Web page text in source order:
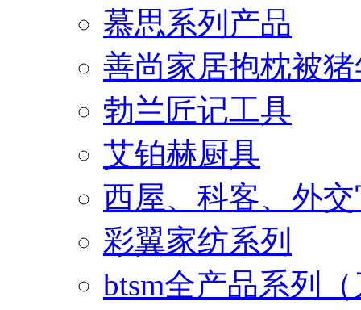
慕思系列产品
善尚家居抱枕被
勃兰匠记工具
艾铂赫厨具
西屋、科客、外
彩翼家纺系列
btsm全产品系列